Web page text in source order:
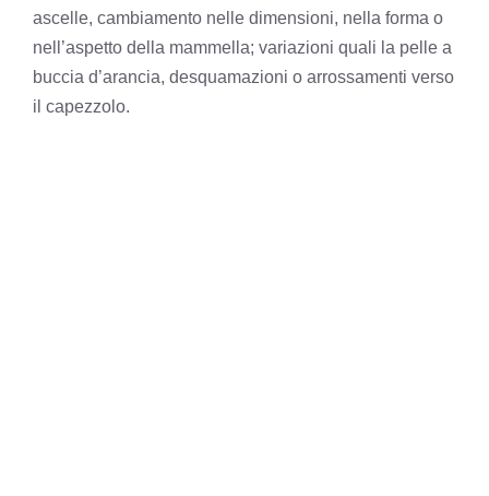
ascelle, cambiamento nelle dimensioni, nella forma o
nell’aspetto della mammella; variazioni quali la pelle a
buccia d’arancia, desquamazioni o arrossamenti verso
il capezzolo.